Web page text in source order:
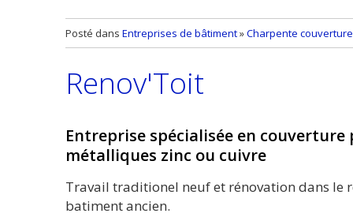
Salons et évènementiels
Médias du bâtiment
Billets d'humeur
Etudes et enquêtes
Annuaire
Actualités des membres
Posté dans Entreprises de bâtiment»Charpente couverture
Renov'Toit
Entreprise spécialisée en
métalliques zinc ou cuivre
Travail traditionel neuf et rénovation dans le
batiment ancien.